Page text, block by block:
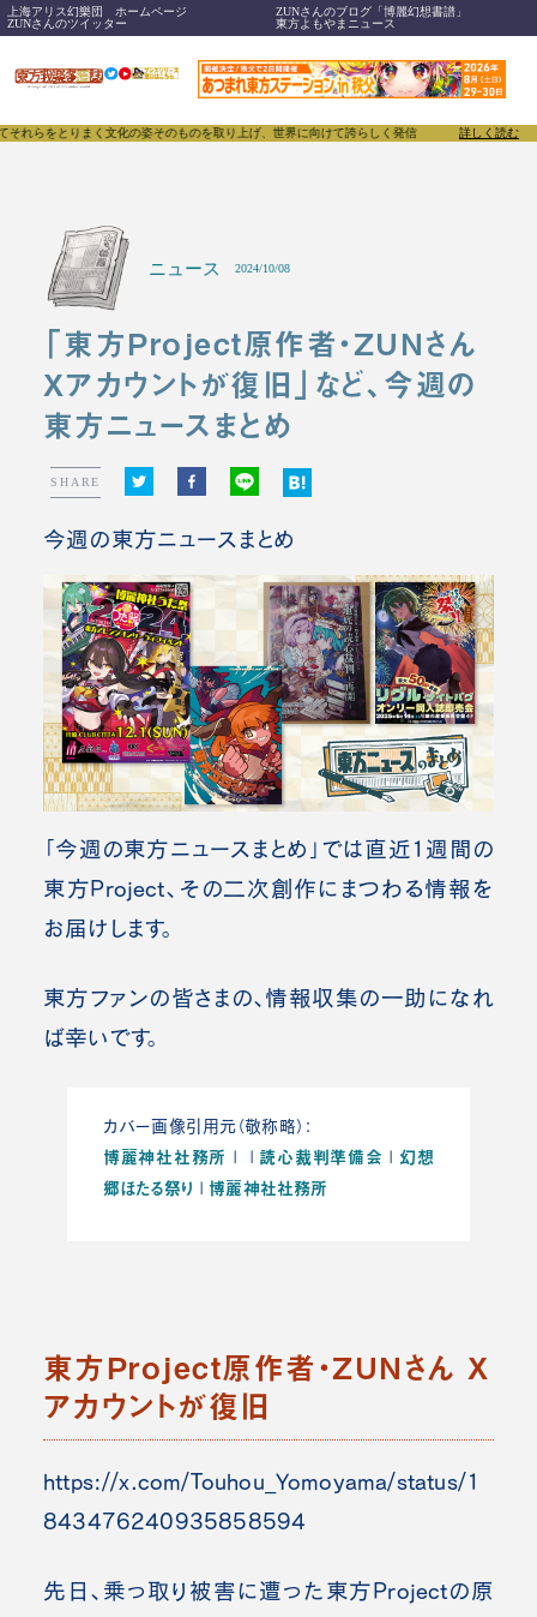
上海アリス幻樂団 ホームページ
ZUNさんのブログ「博麗幻想書譜」
ZUNさんのツイッター
東方よもやまニュース
まく文化の姿そのものを取り上げ、世界に向けて誇らしく発信することで、東方Projectのみ
詳しく読む
ニュース 2024/10/08
「東方Project原作者・ZUNさん
Xアカウントが復旧」など、今週の
東方ニュースまとめ
SHARE
今週の東方ニュースまとめ
「今週の東方ニュースまとめ」では直近1週間の
東方Project、その二次創作にまつわる情報を
お届けします。
東方ファンの皆さまの、情報収集の一助になれ
ば幸いです。
カバー画像引用元（敬称略）：
博麗神社社務所 読心裁判準備会
幻想
郷ほたる祭り
博麗神社社務所
東方Project原作者・ZUNさん X
アカウントが復旧
https://x.com/Touhou_Yomoyama/status/1
843476240935858594
先日、乗っ取り被害に遭った東方Projectの原